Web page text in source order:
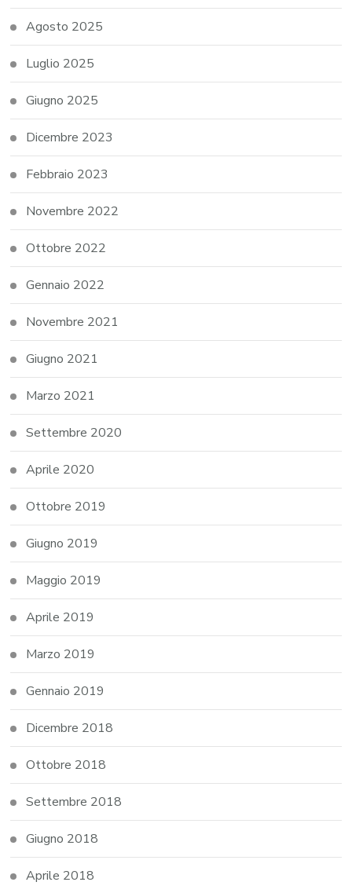
Agosto 2025
Luglio 2025
Giugno 2025
Dicembre 2023
Febbraio 2023
Novembre 2022
Ottobre 2022
Gennaio 2022
Novembre 2021
Giugno 2021
Marzo 2021
Settembre 2020
Aprile 2020
Ottobre 2019
Giugno 2019
Maggio 2019
Aprile 2019
Marzo 2019
Gennaio 2019
Dicembre 2018
Ottobre 2018
Settembre 2018
Giugno 2018
Aprile 2018